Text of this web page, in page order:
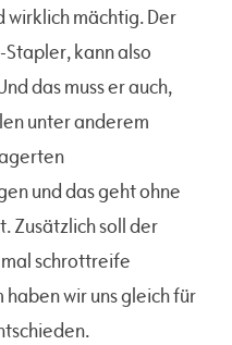
wirklich mächtig. Der
Stapler, kann also
das muss er auch,
unter anderem
und das geht ohne
Zusätzlich soll der
schrottreife
wir uns gleich für